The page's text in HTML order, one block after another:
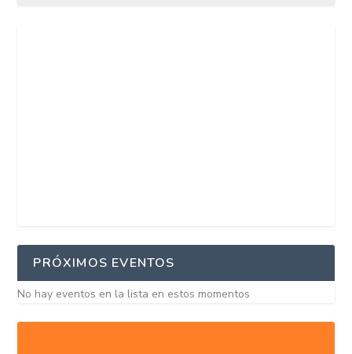
PRÓXIMOS EVENTOS
No hay eventos en la lista en estos momentos